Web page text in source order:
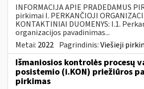
INFORMACIJA APIE PRADEDAMUS
pirkimai I. PERKANČIOJI
KONTAKTINIAI DUOMENYS: I.1.
organizacijos pavadinimas...
Metai: 2022 Pagrindinis:Viešieji
Išmaniosios kontrolės procesų
posistemio (i.KON) priežiūros
pirkimas